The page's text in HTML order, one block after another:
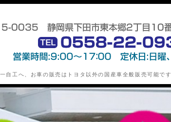
自工へ、お車の販売はトヨタ以外の国産車全般販売可能です